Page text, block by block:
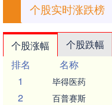
个股实时涨跌榜
个股涨幅 个股跌幅
排名
名称
1
毕得医药
2 百普赛斯